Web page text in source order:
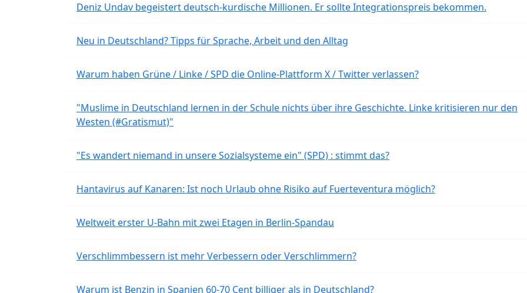
Deniz Undav begeistert deutsch-kurdische Millionen. Er sollte Integrationspreis bekommen.
Neu in Deutschland? Tipps für Sprache, Arbeit und den Alltag
Warum haben Grüne / Linke / SPD die Online-Plattform X / Twitter verlassen?
"Muslime in Deutschland lernen in der Schule nichts über ihre Geschichte. Linke kritisieren nur den
Westen (#Gratismut)"
"Es wandert niemand in unsere Sozialsysteme ein" (SPD) : stimmt das?
Hantavirus auf Kanaren: Ist noch Urlaub ohne Risiko auf Fuerteventura möglich?
Weltweit erster U-Bahn mit zwei Etagen in Berlin-Spandau
Verschlimmbessern ist mehr Verbessern oder Verschlimmern?
Warum ist Benzin in Spanien 60-70 Cent billiger als in Deutschland?